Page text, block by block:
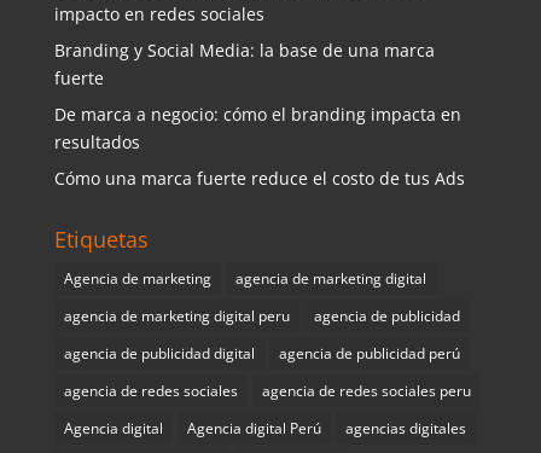
impacto en redes sociales
Branding y Social Media: la base de una marca
fuerte
De marca a negocio: cómo el branding impacta en
resultados
Cómo una marca fuerte reduce el costo de tus Ads
Etiquetas
Agencia de marketing
agencia de marketing digital
agencia de marketing digital peru
agencia de publicidad
agencia de publicidad digital
agencia de publicidad perú
agencia de redes sociales
agencia de redes sociales peru
Agencia digital
Agencia digital Perú
agencias digitales